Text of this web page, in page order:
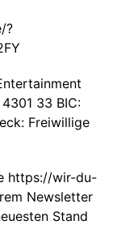
?
33 BIC:
Freiwillige
https://wir-du-
Newsletter
Stand